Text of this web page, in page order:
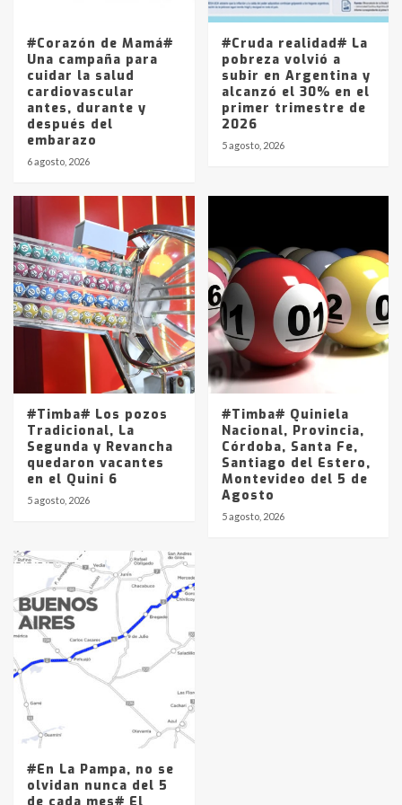
entre 857 a 1338 pesos
#Corazón de Mamá#
Una campaña para
cuidar la salud
cardiovascular
antes, durante y
después del
embarazo
6 agosto, 2026
#Cruda realidad# La
pobreza volvió a
subir en Argentina y
alcanzó el 30% en el
primer trimestre de
2026
5 agosto, 2026
#Timba# Los pozos
Tradicional, La
Segunda y Revancha
quedaron vacantes
en el Quini 6
5 agosto, 2026
#Timba# Quiniela
Nacional, Provincia,
Córdoba, Santa Fe,
Santiago del Estero,
Montevideo del 5 de
Agosto
5 agosto, 2026
#En La Pampa, no se
olvidan nunca del 5